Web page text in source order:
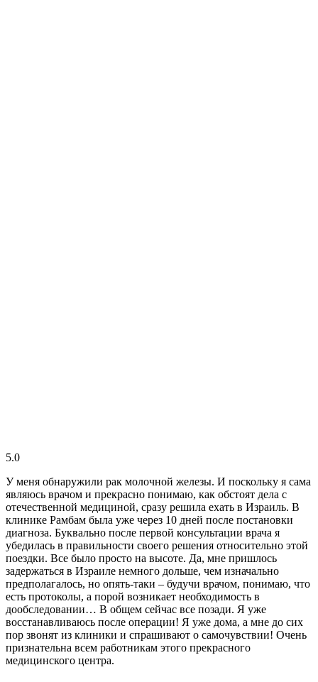
5.0
У меня обнаружили рак молочной железы. И поскольку я сама
являюсь врачом и прекрасно понимаю, как обстоят дела с
отечественной медициной, сразу решила ехать в Израиль. В
клинике Рамбам была уже через 10 дней после постановки
диагноза. Буквально после первой консультации врача я
убедилась в правильности своего решения относительно этой
поездки. Все было просто на высоте. Да, мне пришлось
задержаться в Израиле немного дольше, чем изначально
предполагалось, но опять-таки – будучи врачом, понимаю, что
есть протоколы, а порой возникает необходимость в
дообследовании… В общем сейчас все позади. Я уже
восстанавливаюсь после операции! Я уже дома, а мне до сих
пор звонят из клиники и спрашивают о самочувствии! Очень
признательна всем работникам этого прекрасного
медицинского центра.